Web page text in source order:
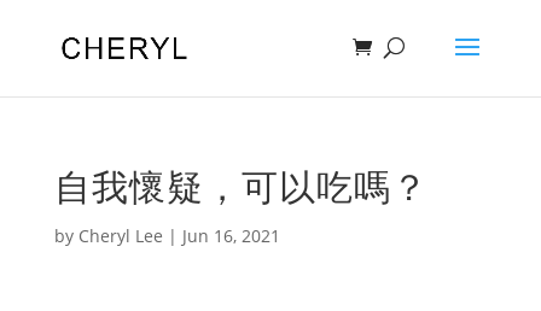
自我懷疑，可以吃嗎？
by Cheryl Lee | Jun 16, 2021